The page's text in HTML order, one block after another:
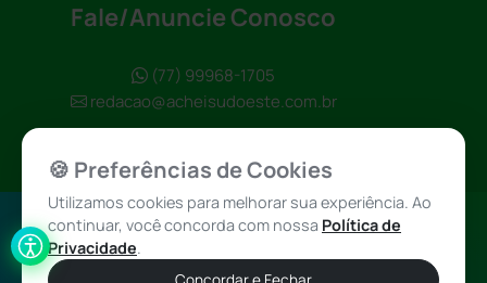
Fale/Anuncie Conosco
(77) 99968-1705
redacao@acheisudoeste.com.br
Política de
Privacidade
Achei Sudoeste
© 2026 - Todos
🍪 Preferências de Cookies
Utilizamos cookies para melhorar sua experiência. Ao
continuar, você concorda com nossa Política de
Privacidade.